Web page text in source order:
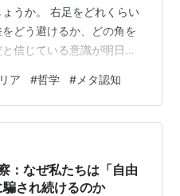
うか。 右足をどれくらい
どう避けるか、どの角を
信じている意識が明日の
行し終えています。 ふと
湧き上がること。 目の前
手を伸ばして掴むこと。
しよう」と認識するより
と現在の環境と刺激から
「出力」し…
ア #哲学 # メタ認知
：なぜ私たちは「自由
され続けるのか